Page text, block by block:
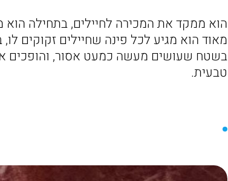
הוא ממקד את המכירה לחיילים, בתחילה הוא
מאוד הוא מגיע לכל פינה שחיילים זקוקים
בשטח שעושים מעשה כמעט אסור, והופכים
טבעית.